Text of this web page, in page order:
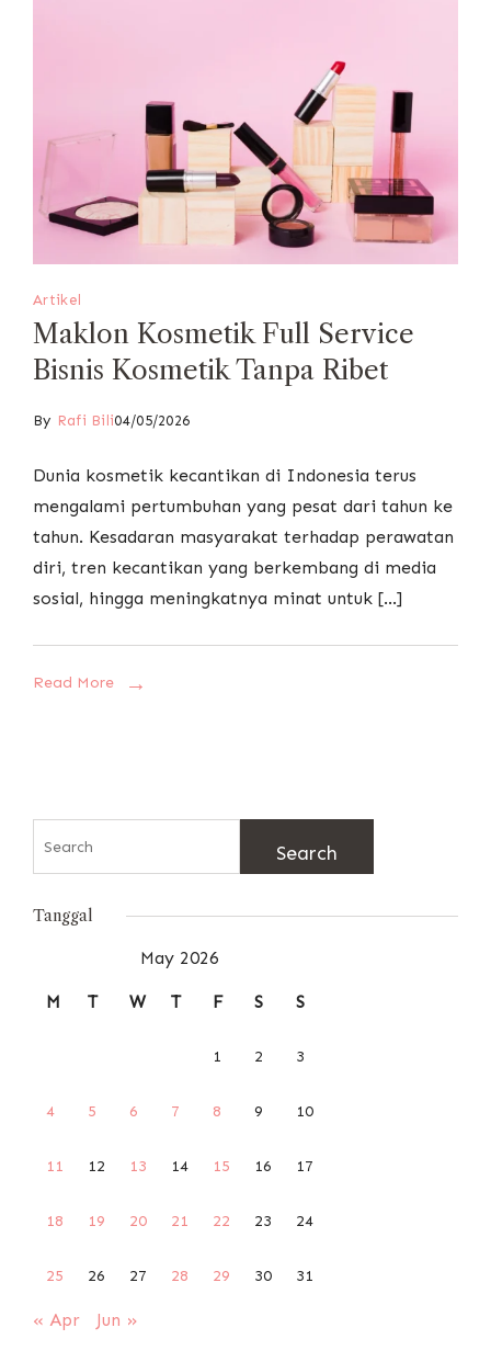
Artikel
Maklon Kosmetik Full Service
Bisnis Kosmetik Tanpa Ribet
By Rafi Bili04/05/2026
Dunia kosmetik kecantikan di Indonesia terus
mengalami pertumbuhan yang pesat dari tahun ke
tahun. Kesadaran masyarakat terhadap perawatan
diri, tren kecantikan yang berkembang di media
sosial, hingga meningkatnya minat untuk […]
Read More
Tanggal
May 2026
M T W T F S S
1 2 3
4 5 6 7 8 9 10
11 12 13 14 15 16 17
18 19 20 21 22 23 24
25 26 27 28 29 30 31
« Apr Jun »